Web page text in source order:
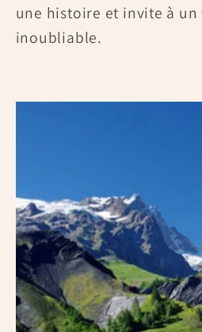
une histoire et invite à
inoubliable.